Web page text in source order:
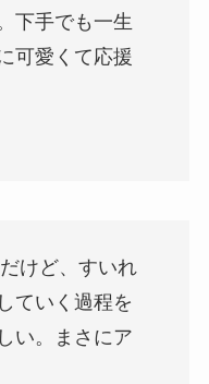
下手でも一生
可愛くて応援
けど、すいれ
ていく過程を
い。まさにア